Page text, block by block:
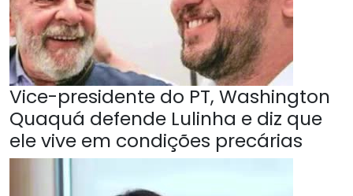
Vice-presidente do PT, Washington
Quaquá defende Lulinha e diz que
ele vive em condições precárias